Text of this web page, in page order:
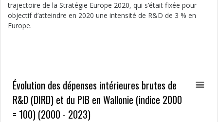
trajectoire de la Stratégie Europe 2020, qui s’était fixée pour
objectif d’atteindre en 2020 une intensité de R&D de 3 % en
Europe.
Évolution des dépenses intérieures brutes de
R&D (DIRD) et du PIB en Wallonie (indice 2000
= 100) (2000 - 2023)